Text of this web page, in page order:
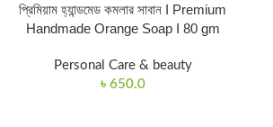
প্রিমিয়াম হ্যান্ডমেড কমলার সাবান I Premium
Handmade Orange Soap I 80 gm
Personal Care & beauty
৳ 650.0